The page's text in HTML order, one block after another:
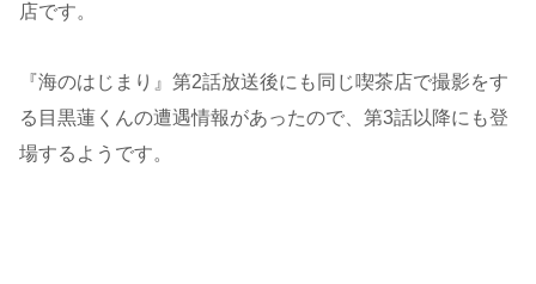
店です。
『海のはじまり』第2話放送後にも同じ喫茶店で撮影をす
る目黒蓮くんの遭遇情報があったので、第3話以降にも登
場するようです。